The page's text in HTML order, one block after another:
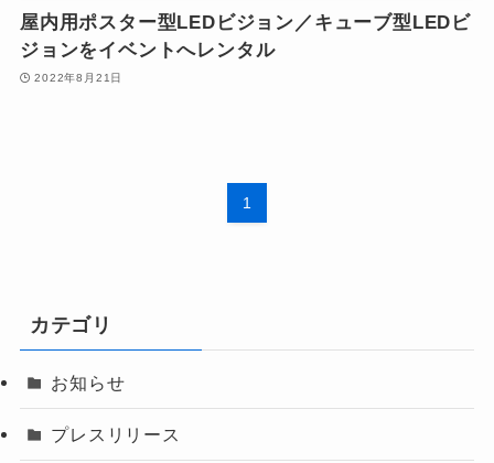
屋内用ポスター型LEDビジョン／キューブ型LEDビ
ジョンをイベントへレンタル
2022年8月21日
1
カテゴリ
お知らせ
プレスリリース